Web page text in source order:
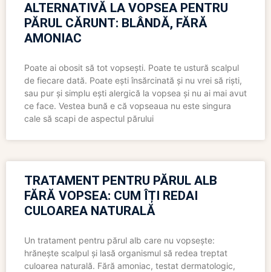
ALTERNATIVĂ LA VOPSEA PENTRU
PĂRUL CĂRUNT: BLÂNDĂ, FĂRĂ
AMONIAC
Poate ai obosit să tot vopsești. Poate te ustură scalpul
de fiecare dată. Poate ești însărcinată și nu vrei să riști,
sau pur și simplu ești alergică la vopsea și nu ai mai avut
ce face. Vestea bună e că vopseaua nu este singura
cale să scapi de aspectul părului
TRATAMENT PENTRU PĂRUL ALB
FĂRĂ VOPSEA: CUM ÎȚI REDAI
CULOAREA NATURALĂ
Un tratament pentru părul alb care nu vopsește:
hrănește scalpul și lasă organismul să redea treptat
culoarea naturală. Fără amoniac, testat dermatologic,